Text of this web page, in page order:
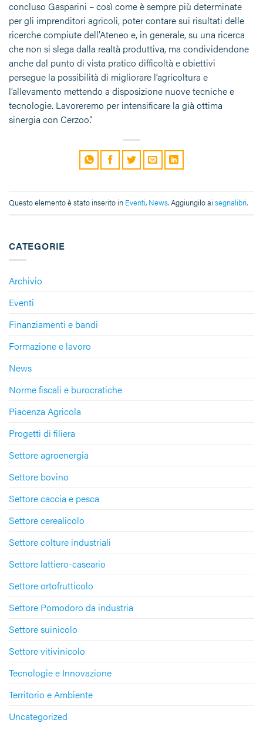
CATEGORIE
Archivio
Eventi
Finanziamenti e bandi
Formazione e lavoro
News
Norme fiscali e burocratiche
Piacenza Agricola
Progetti di filiera
Settore agroenergia
Settore bovino
Settore caccia e pesca
Settore cerealicolo
Settore colture industriali
Settore lattiero-caseario
Settore ortofrutticolo
Settore Pomodoro da industria
Settore suinicolo
Settore vitivinicolo
Tecnologie e Innovazione
Territorio e Ambiente
Uncategorized
concluso Gasparini – così come è sempre più determinate
per gli imprenditori agricoli, poter contare sui risultati delle
ricerche compiute dell’Ateneo e, in generale, su una ricerca
che non si slega dalla realtà produttiva, ma condividendone
anche dal punto di vista pratico difficoltà e obiettivi
persegue la possibilità di migliorare l’agricoltura e
l’allevamento mettendo a disposizione nuove tecniche e
tecnologie. Lavoreremo per intensificare la già ottima
sinergia con Cerzoo”.
Questo elemento è stato inserito in Eventi, News. Aggiungilo ai segnalibri.